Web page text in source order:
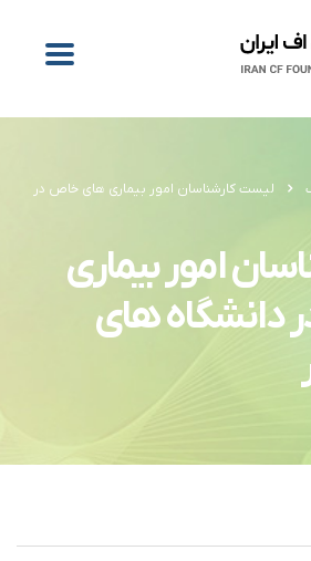
لیست کارشناسان امور بیماری های خاص در
امور بیماری
دانشگاه های